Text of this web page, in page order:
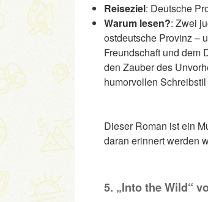
Reiseziel: Deutsche
Warum lesen?: Zwei
ostdeutsche Provinz –
Freundschaft und dem
den Zauber des
humorvollen
Dieser Roman ist ein
daran erinnert werden
5. „Into the Wild“